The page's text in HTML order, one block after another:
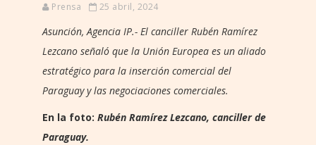
Prensa 25 abril, 2024
Asunción, Agencia IP.- El canciller Rubén Ramírez
Lezcano señaló que la Unión Europea es un aliado
estratégico para la inserción comercial del
Paraguay y las negociaciones comerciales.
En la foto: Rubén Ramírez Lezcano, canciller de
Paraguay.